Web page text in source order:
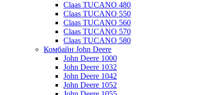
Claas TUCANO 480
Claas TUCANO 550
Claas TUCANO 560
Claas TUCANO 570
Claas TUCANO 580
Комбайн John Deere
John Deere 1000
John Deere 1032
John Deere 1042
John Deere 1052